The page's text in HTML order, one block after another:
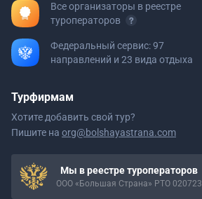
Все организаторы в реестре
туроператоров
Федеральный сервис: 97
направлений и 23 вида отдыха
Турфирмам
Хотите добавить свой тур?
Пишите на org@bolshayastrana.com
Мы в реестре туроператоров
ООО «Большая Страна» РТО 020723